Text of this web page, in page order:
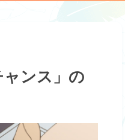
ャンス」の